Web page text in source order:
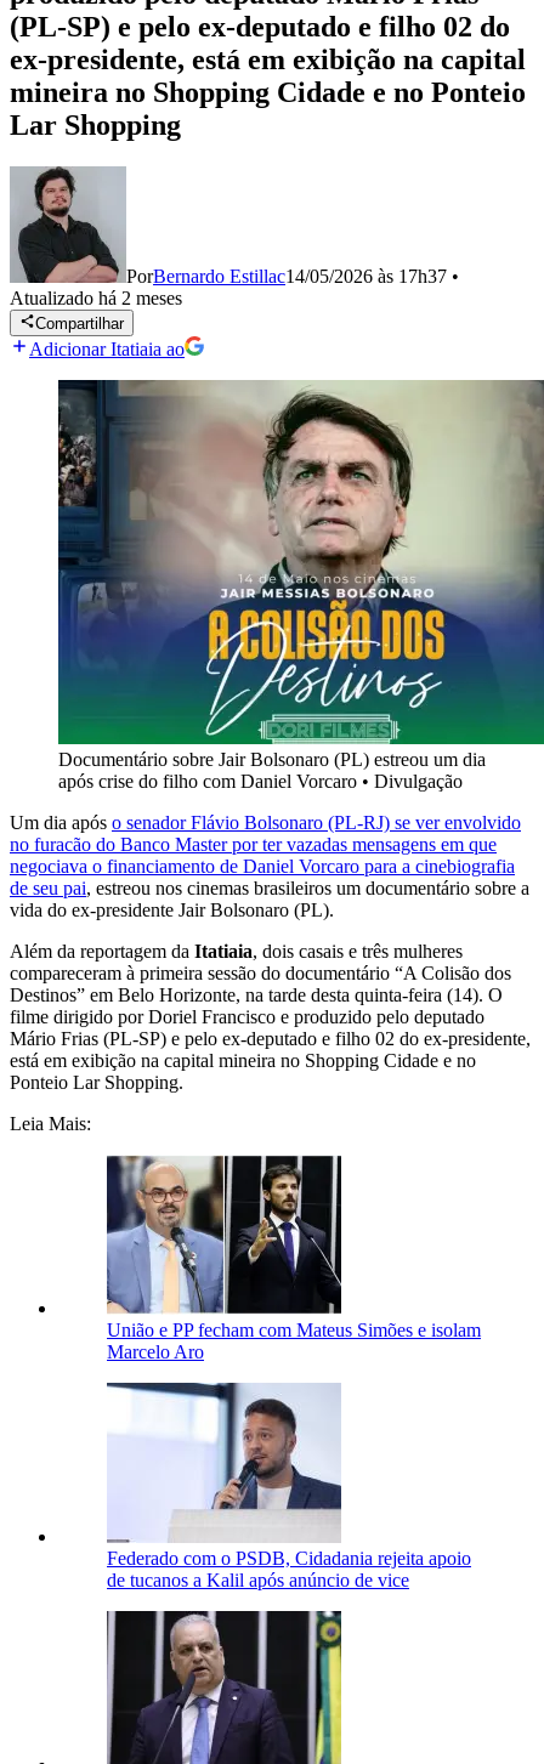
(PL-SP) e pelo ex-deputado e filho 02 do
ex-presidente, está em exibição na capital
mineira no Shopping Cidade e no Ponteio
Lar Shopping
PorBernardo Estillac14/05/2026 às 17h37 •
Atualizado há 2 meses
Compartilhar
Adicionar Itatiaia ao
Documentário sobre Jair Bolsonaro (PL) estreou um dia
após crise do filho com Daniel Vorcaro • Divulgação
Um dia após o senador Flávio Bolsonaro (PL-RJ) se ver envolvido
no furacão do Banco Master por ter vazadas mensagens em que
negociava o financiamento de Daniel Vorcaro para a cinebiografia
de seu pai, estreou nos cinemas brasileiros um documentário sobre a
vida do ex-presidente Jair Bolsonaro (PL).
Além da reportagem da Itatiaia, dois casais e três mulheres
compareceram à primeira sessão do documentário “A Colisão dos
Destinos” em Belo Horizonte, na tarde desta quinta-feira (14). O
filme dirigido por Doriel Francisco e produzido pelo deputado
Mário Frias (PL-SP) e pelo ex-deputado e filho 02 do ex-presidente,
está em exibição na capital mineira no Shopping Cidade e no
Ponteio Lar Shopping.
Leia Mais:
União e PP fecham com Mateus Simões e isolam
Marcelo Aro
Federado com o PSDB, Cidadania rejeita apoio
de tucanos a Kalil após anúncio de vice